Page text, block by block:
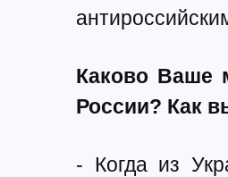
Каково Ваше
России? Как
- Когда из